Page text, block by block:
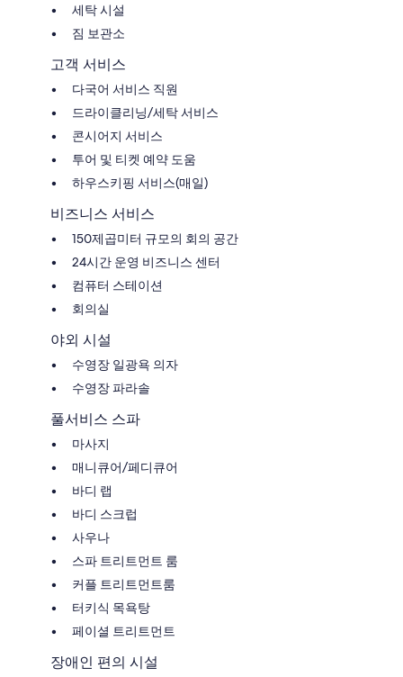
세탁 시설
짐 보관소
고객 서비스
다국어 서비스 직원
드라이클리닝/세탁 서비스
콘시어지 서비스
투어 및 티켓 예약 도움
하우스키핑 서비스(매일)
비즈니스 서비스
150제곱미터 규모의 회의 공간
24시간 운영 비즈니스 센터
컴퓨터 스테이션
회의실
야외 시설
수영장 일광욕 의자
수영장 파라솔
풀서비스 스파
마사지
매니큐어/페디큐어
바디 랩
바디 스크럽
사우나
스파 트리트먼트 룸
커플 트리트먼트룸
터키식 목욕탕
페이셜 트리트먼트
장애인 편의 시설